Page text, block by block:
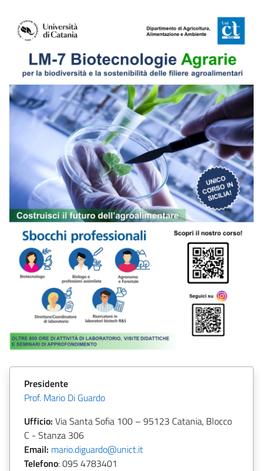
Presidente
Prof. Mario Di Guardo
Ufficio: Via Santa Sofia 100 – 95123 Catania, Blocco
C - Stanza 306
Email: mario.diguardo@unict.it
Telefono:095 4783401